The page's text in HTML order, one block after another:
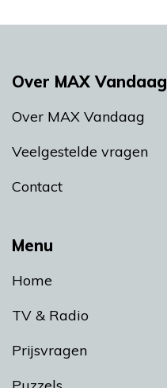
Menu
Home
TV & Radio
Prijsvragen
Over MAX Vandaag
Over MAX Vandaag
Veelgestelde vragen
Contact